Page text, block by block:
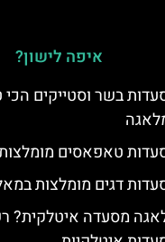
איפה לישון?
בשר וסטייקים הכי
טאפאסים
דגים מומלצות
מסעדה איטלקית?